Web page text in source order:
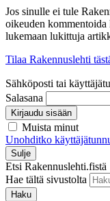
Jos sinulle ei tule
oikeuden kommentoida
lukemaan lukittuja
Tilaa Rakennuslehti
Sähköposti tai
Salasana
Kirjaudu sisään
Muista minut
Unohditko
Sulje
Etsi Rakennuslehti.fistä
Hae tältä sivustolta
Haku